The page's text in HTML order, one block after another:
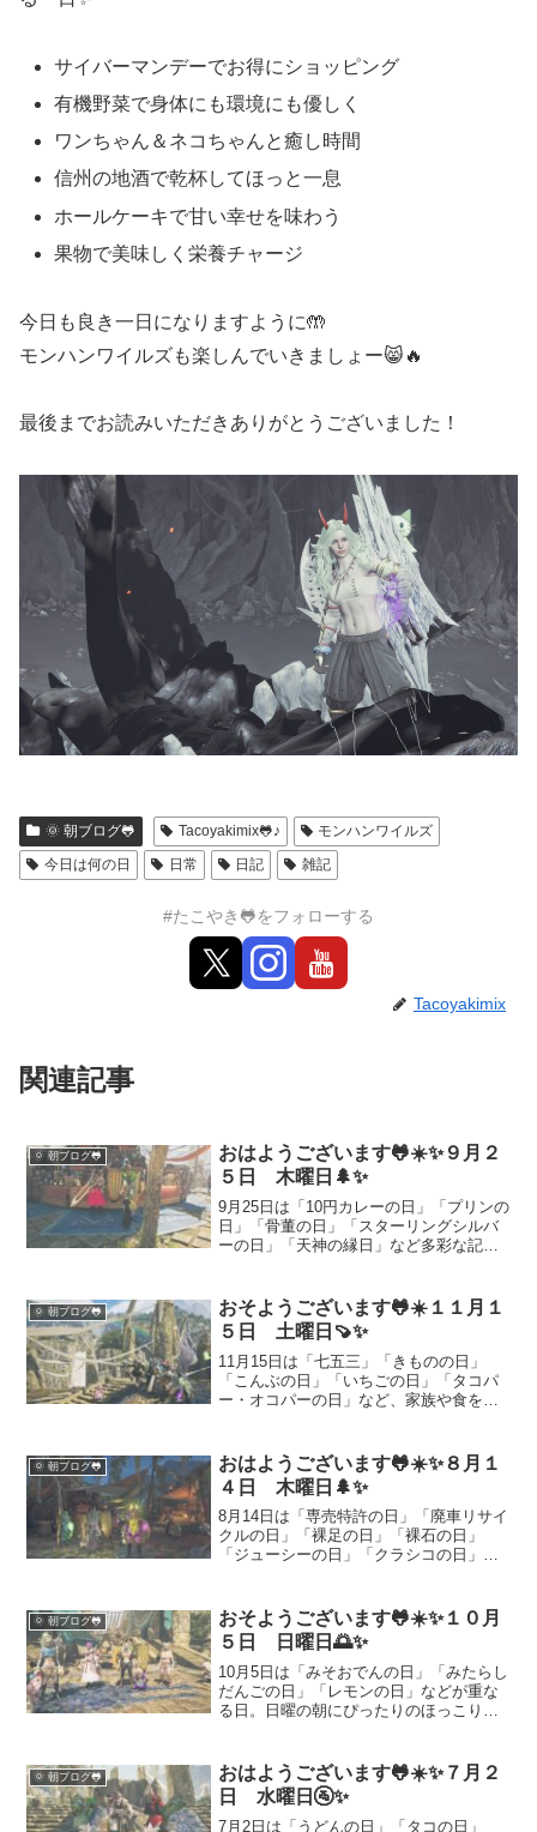
サイバーマンデーでお得にショッピング
有機野菜で身体にも環境にも優しく
ワンちゃん＆ネコちゃんと癒し時間
信州の地酒で乾杯してほっと一息
ホールケーキで甘い幸せを味わう
果物で美味しく栄養チャージ
今日も良き一日になりますように🤲
モンハンワイルズも楽しんでいきましょー😸🔥
最後までお読みいただきありがとうございました！
🌞 朝ブログ🐸 Tacoyakimix🐸♪
モンハンワイルズ
今日は何の日
日常 日記 雑記
#たこやき🐸をフォローする
Tacoyakimix
関連記事
🌞 朝ブログ🐸
おはようございます🐸☀️✨９月２
５日 木曜日🌲✨
9月25日は「10円カレーの日」「プリンの
日」「骨董の日」「スターリングシルバ
ーの日」「天神の縁日」など多彩な記念
ー・テレキャスターの魅力についてもた
っぷり紹介します。
🌞 朝ブログ🐸
おそようございます🐸☀️１１月１
５日 土曜日🍠✨
11月15日は「七五三」「きものの日」
「こんぶの日」「いちごの日」「タコパ
ー・オコパーの日」など、家族や食を祝
ちごレシピ、たこ焼き・お好み焼きパー
ティーのアイデアまで、今日を特別にす
るヒントと実践プランをたっぷり紹介し
ます。
🌞 朝ブログ🐸
おはようございます🐸☀️✨８月１
４日 木曜日🌲✨
8月14日は「専売特許の日」「廃車リサイ
クルの日」「裸足の日」「裸石の日」
「ジューシーの日」「クラシコの日」な
感じる裸足の開放感、美しい宝石、ジュ
ーシーな味覚、スポーツの情熱まで、今
日を彩るテーマをやわらかく解説しま
す。
🌞 朝ブログ🐸
おそようございます🐸☀️✨１０月
５日 日曜日🌅✨
10月5日は「みそおでんの日」「みたらし
だんごの日」「レモンの日」などが重な
る日。日曜の朝にぴったりのほっこりレ
プラネテス）まで幅広く紹介します。家
族や友人と過ごすための具体アイデア満
載。
🌞 朝ブログ🐸
おはようございます🐸☀️✨７月２
日 水曜日🚰✨
7月2日は「うどんの日」「タコの日」